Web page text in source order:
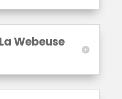
Webeuse